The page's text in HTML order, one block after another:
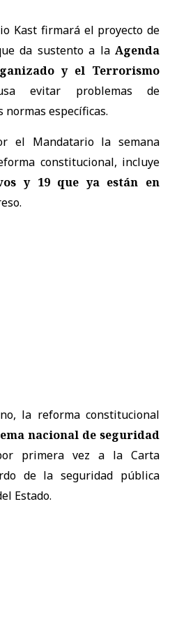
Kast firmará el proyecto de
da sustento a la Agenda
y el Terrorismo
evitar problemas de
específicas.
el Mandatario la semana
constitucional, incluye
y 19 que ya están en
la reforma constitucional
nacional de seguridad
primera vez a la Carta
de la seguridad pública
Estado.